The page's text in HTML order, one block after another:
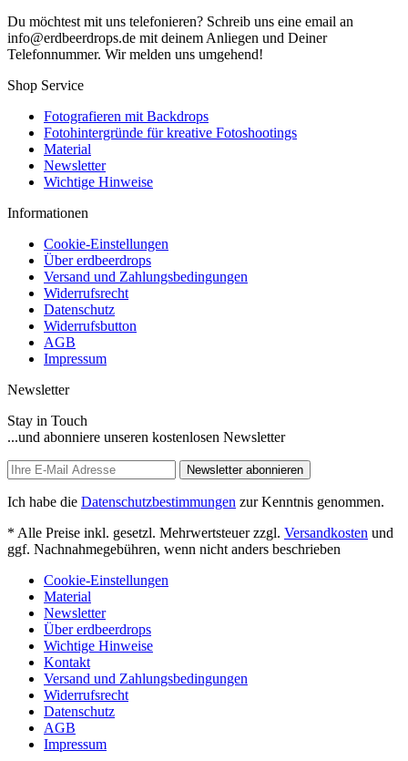
Du möchtest mit uns telefonieren? Schreib uns eine email an
info@erdbeerdrops.de mit deinem Anliegen und Deiner
Telefonnummer. Wir melden uns umgehend!
Shop Service
Fotografieren mit Backdrops
Fotohintergründe für kreative Fotoshootings
Material
Newsletter
Wichtige Hinweise
Informationen
Cookie-Einstellungen
Über erdbeerdrops
Versand und Zahlungsbedingungen
Widerrufsrecht
Datenschutz
Widerrufsbutton
AGB
Impressum
Newsletter
Stay in Touch
...und abonniere unseren kostenlosen Newsletter
Newsletter abonnieren
Ich habe die Datenschutzbestimmungen zur Kenntnis genommen.
* Alle Preise inkl. gesetzl. Mehrwertsteuer zzgl. Versandkosten und
ggf. Nachnahmegebühren, wenn nicht anders beschrieben
Cookie-Einstellungen
Material
Newsletter
Über erdbeerdrops
Wichtige Hinweise
Kontakt
Versand und Zahlungsbedingungen
Widerrufsrecht
Datenschutz
AGB
Impressum